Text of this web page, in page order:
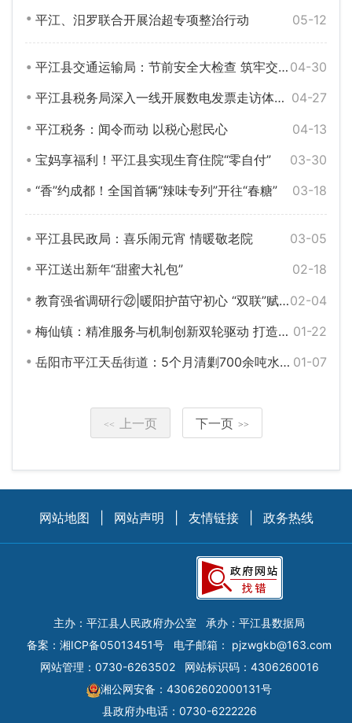
05-12
平江、汨罗联合开展治超专项整治行动
04-30
平江县交通运输局：节前安全大检查 筑牢交通平安防线
04-27
平江县税务局深入一线开展数电发票走访体验活动
04-13
平江税务：闻令而动 以税心慰民心
03-30
宝妈享福利！平江县实现生育住院“零自付”
03-18
“香”约成都！全国首辆“辣味专列”开往“春糖”
03-05
平江县民政局：喜乐闹元宵 情暖敬老院
02-18
平江送出新年“甜蜜大礼包”
02-04
教育强省调研行㉒|暖阳护苗守初心 “双联”赋能筑防线——平江县协同育人机制创新实践纪实
01-22
梅仙镇：精准服务与机制创新双轮驱动 打造更优营商环境
01-07
岳阳市平江天岳街道：5个月清剿700余吨水葫芦守护母亲河畅通
<< 上一页 下一页 >>
网站地图 网站声明 友情链接 政务热线
主办：平江县人民政府办公室
承办：平江县数据局
备案： 湘ICP备05013451号 电子邮箱： pjzwgkb@163.com
网站管理：0730-6263502
网站标识码：4306260016
湘公网安备：43062602000131号
县政府办电话：0730-6222226